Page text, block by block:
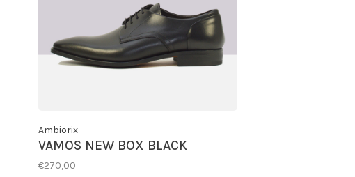
Ambiorix
VAMOS NEW BOX BLACK
€270,00